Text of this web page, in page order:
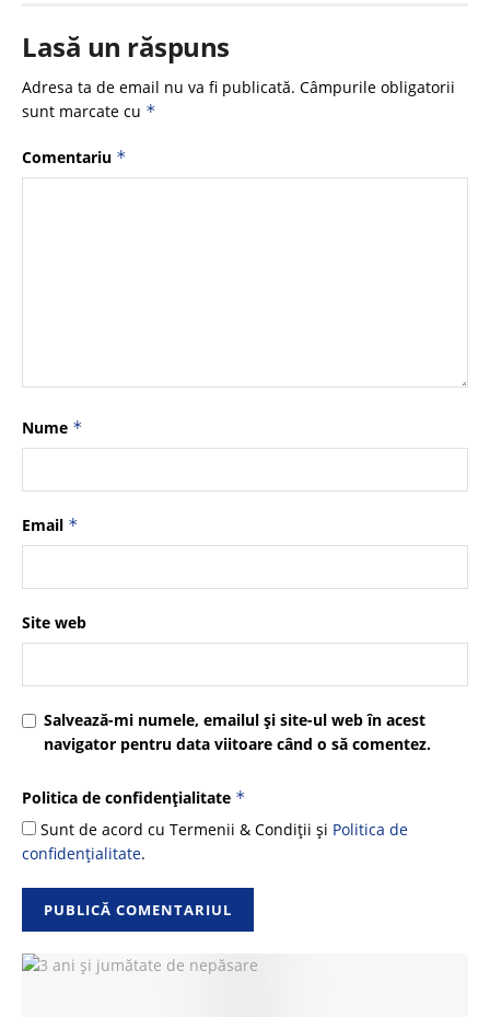
Lasă un răspuns
Adresa ta de email nu va fi publicată. Câmpurile obligatorii
sunt marcate cu *
Comentariu *
Nume *
Email *
Site web
Salvează-mi numele, emailul și site-ul web în acest
navigator pentru data viitoare când o să comentez.
Politica de confidențialitate *
Sunt de acord cu Termenii & Condiții și Politica de
confidențialitate.